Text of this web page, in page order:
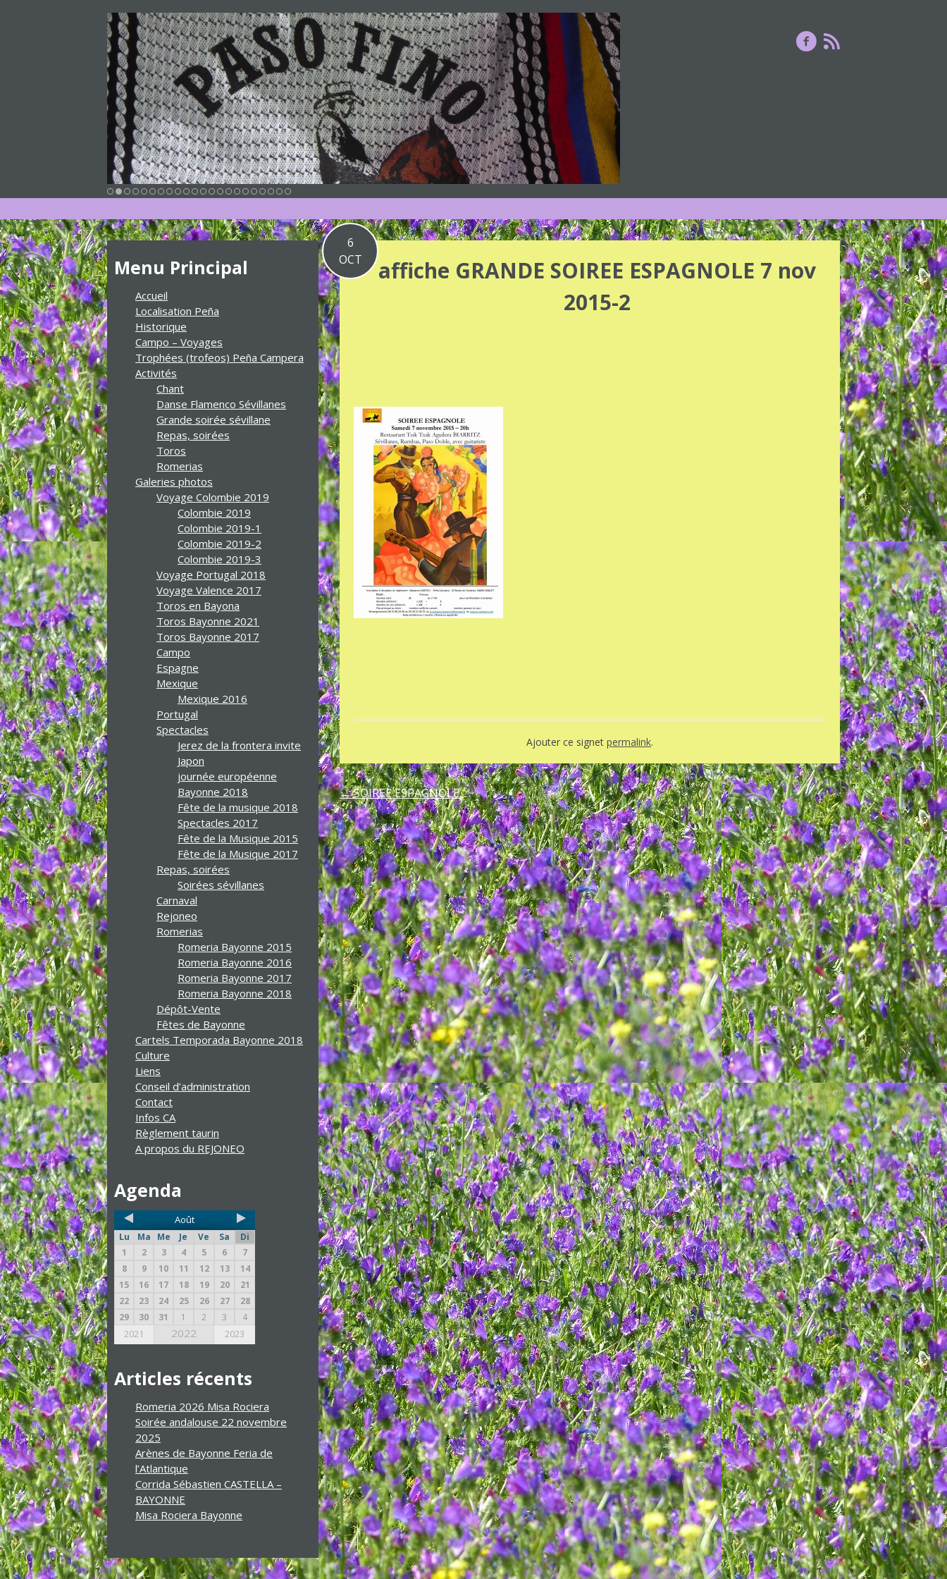
6
OCT
affiche GRANDE SOIREE ESPAGNOLE 7 nov
2015-2
Ajouter ce signet permalink.
←SOIREE ESPAGNOLE
Menu Principal
Accueil
Localisation Peña
Historique
Campo – Voyages
Trophées (trofeos) Peña Campera
Activités
Chant
Danse Flamenco Sévillanes
Grande soirée sévillane
Repas, soirées
Toros
Romerias
Galeries photos
Voyage Colombie 2019
Colombie 2019
Colombie 2019-1
Colombie 2019-2
Colombie 2019-3
Voyage Portugal 2018
Voyage Valence 2017
Toros en Bayona
Toros Bayonne 2021
Toros Bayonne 2017
Campo
Espagne
Mexique
Mexique 2016
Portugal
Spectacles
Jerez de la frontera invite
Japon
journée européenne
Bayonne 2018
Fête de la musique 2018
Spectacles 2017
Fête de la Musique 2015
Fête de la Musique 2017
Repas, soirées
Soirées sévillanes
Carnaval
Rejoneo
Romerias
Romeria Bayonne 2015
Romeria Bayonne 2016
Romeria Bayonne 2017
Romeria Bayonne 2018
Dépôt-Vente
Fêtes de Bayonne
Cartels Temporada Bayonne 2018
Culture
Liens
Conseil d’administration
Contact
Infos CA
Règlement taurin
A propos du REJONEO
Agenda
Août
Lu Ma Me Je Ve Sa
Di
1
2 3 4 5 6
7
8
9 10 11 12 13
14
15
16 17 18 19 20
21
22
23 24 25 26 27
28
29
30 31 1 2 3 4
2021 2022 2023
Articles récents
Romeria 2026 Misa Rociera
Soirée andalouse 22 novembre
2025
Arènes de Bayonne Feria de
l’Atlantique
Corrida Sébastien CASTELLA –
BAYONNE
Misa Rociera Bayonne